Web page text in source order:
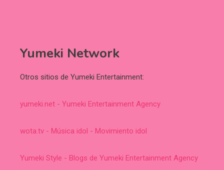
Yumeki Network
Otros sitios de Yumeki Entertainment:
yumeki.net - Yumeki Entertainment Agency
wota.tv - Música idol - Movimiento idol
Yumeki Style - Blogs de Yumeki Entertainment Agency